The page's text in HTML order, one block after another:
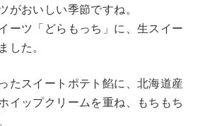
がおいしい季節ですね。
ーツ「どらもっち」に、生スイー
した。
たスイートポテト餡に、北海道産
イップクリームを重ね、もちもち